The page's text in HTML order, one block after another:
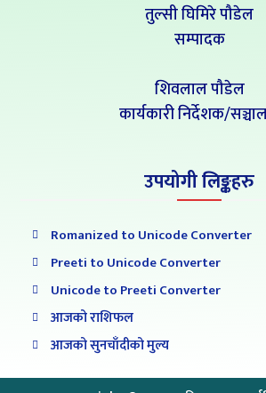
तुल्सी घिमिरे पौडेल
सम्पादक
शिवलाल पौडेल
कार्यकारी निर्देशक/
उपयोगी लिङ्कहरु
Romanized to Unicode Converter
Preeti to Unicode Converter
Unicode to Preeti Converter
आजको राशिफल
आजको सुनचाँदीको मुल्य